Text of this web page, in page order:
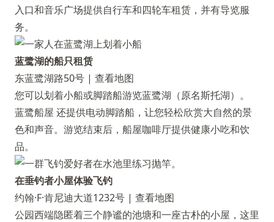
入口和音乐广场提供自行车和四轮车租赁，并有导览服
务。
蓝鹭湖的船只租赁
东蓝鹭湖路50号 | 查看地图
您可以划着小船或脚踏船游览蓝鹭湖（原名斯托湖）。
蓝鹭船屋 还提供电动脚踏船，让您轻松欣赏大自然的景
色和声音。游览结束后，船屋咖啡厅提供健康小吃和饮
品。
在垂钓者小屋体验飞钓
约翰·F·肯尼迪大道1232号 | 查看地图
公园西端隐匿着三个静谧的池塘和一座古朴的小屋，这里